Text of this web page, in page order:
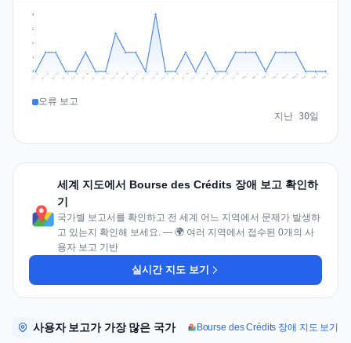
1
2
2
3
Jul 11 Jul 12 Jul 13 Jul 14 Jul 15 Jul 16 Jul 17 Jul 18 Jul 19 Jul 20 Jul 21 Jul 22 Jul 23 Jul 24 Jul 25 Jul 26 Jul 27 Jul 28 Jul 29 Jul 30 Jul 31 Aug 1 Aug 2 Aug 3 Aug 4 Aug 5 Aug 6 Aug 7 Aug 8 Aug 9
오류 보고
지난 30일
세계 지도에서 Bourse des Crédits 장애 보고 확인하
기
국가별 보고서를 확인하고 전 세계 어느 지역에서 문제가 발생하
고 있는지 확인해 보세요. — 🌍 여러 지역에서 접수된 0개의 사
용자 보고 기반
실시간 지도 보기
사용자 보고가 가장 많은 국가 Bourse des Crédits 장애 지도 보기